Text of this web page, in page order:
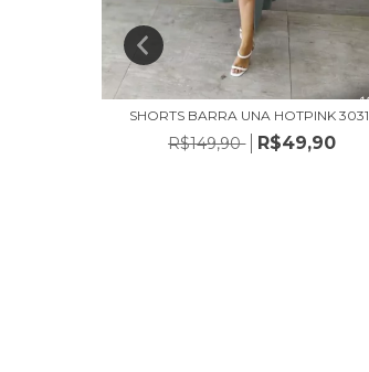
SHORTS BARRA UNA HOTPINK 3031
R$149,90 R$49,90